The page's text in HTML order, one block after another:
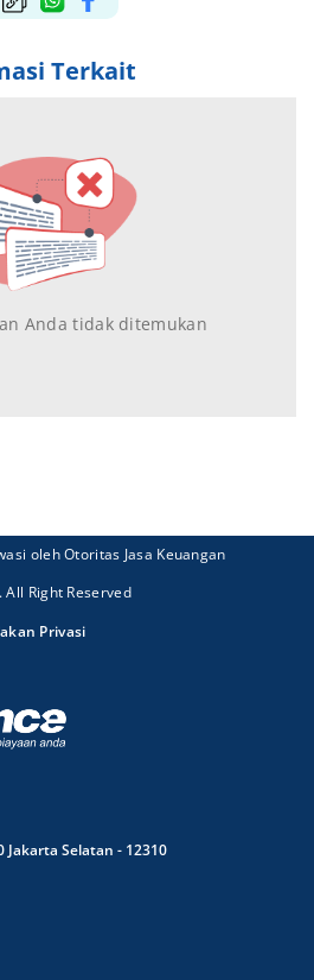
Terkait
Anda tidak ditemukan
oleh Otoritas Jasa Keuangan
All Right Reserved
Privasi
Jakarta Selatan - 12310